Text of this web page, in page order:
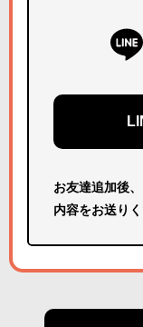
お友達追加後
内容をお送りく